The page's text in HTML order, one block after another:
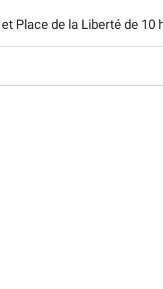
Place de la Liberté de 10